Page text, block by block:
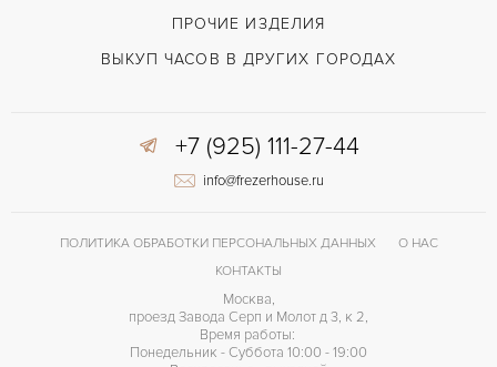
ВОЗМОЖНОСТИ ДОСТАВКИ С документами, С футляром
Двойной сложности застежка
ПРОЧИЕ ИЗДЕЛИЯ
ВЫКУП ЧАСОВ В ДРУГИХ ГОРОДАХ
+7 (925) 111-27-44
info@frezerhouse.ru
ПОЛИТИКА ОБРАБОТКИ ПЕРСОНАЛЬНЫХ ДАННЫХ
О НАС
КОНТАКТЫ
Москва,
проезд Завода Серп и Молот д 3, к 2,
Время работы:
Понедельник - Суббота 10:00 - 19:00